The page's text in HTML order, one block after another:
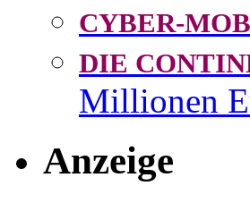
CYBER-
DIE
Millionen
Anzeige